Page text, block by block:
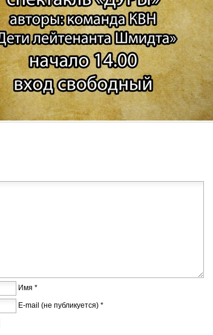
Имя *
E-mail (не публикуется) *